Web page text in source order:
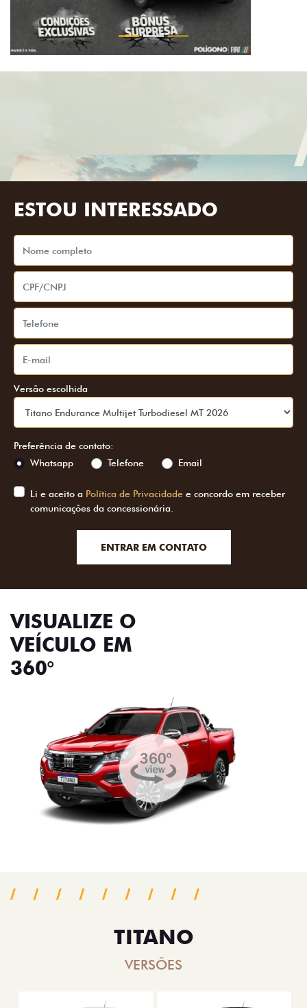
ESTOU INTERESSADO
Versão escolhida
Preferência de contato:
Whatsapp
Telefone Email
Li e aceito a Política de Privacidade e concordo em receber
comunicações da concessionária.
ENTRAR EM CONTATO
VISUALIZE O
VEÍCULO EM
360°
TITANO
VERSÕES